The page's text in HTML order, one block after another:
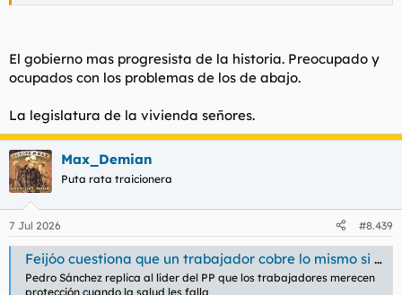
Sánchez contrata a 'la Rivers' para que haga publicidad de una marca de ropa que ha creado el Gobierno
Para hacer efectiva esta campaña, además de otras
que aprobar una transferencia de crédito, por...
El gobierno mas progresista de la historia. Preocupado y
ocupados con los problemas de los de abajo.
La legislatura de la vivienda señores.
Max_Demian
Puta rata traicionera
7 Jul 2026 #8.439
Feijóo cuestiona que un trabajador cobre lo mismo si trabaja o si está de baja
Pedro Sánchez replica al líder del PP que los trabajadores merecen
protección cuando la salud les falla